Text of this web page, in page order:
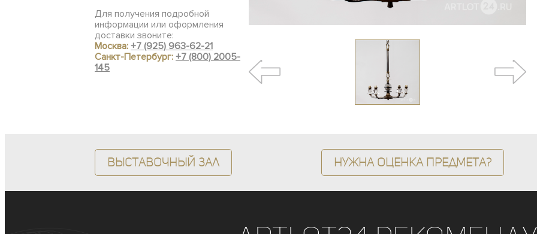
Для получения подробной
информации или оформления
доставки звоните:
Москва: +7 (925) 963-62-21
Санкт-Петербург: +7 (800) 2005-
145
Выставочный зал Нужна оценка предмета?